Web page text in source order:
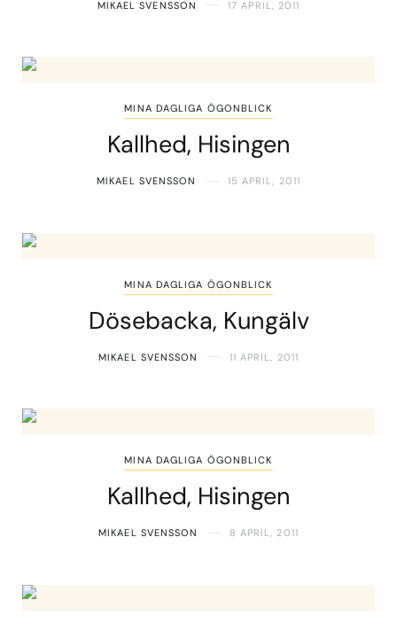
MIKAEL SVENSSON 17 APRIL, 2011
MINA DAGLIGA ÖGONBLICK
Kallhed, Hisingen
MIKAEL SVENSSON 15 APRIL, 2011
MINA DAGLIGA ÖGONBLICK
Dösebacka, Kungälv
MIKAEL SVENSSON 11 APRIL, 2011
MINA DAGLIGA ÖGONBLICK
Kallhed, Hisingen
MIKAEL SVENSSON 8 APRIL, 2011